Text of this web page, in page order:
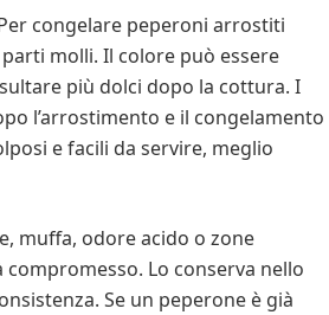
congelare peperoni arrostiti
molli. Il colore può essere
più dolci dopo la cottura. I
l’arrostimento e il congelamento
e facili da servire, meglio
muffa, odore acido o zone
Lo conserva nello
Se un peperone è già